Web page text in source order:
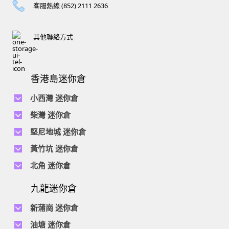
客服熱線 (852) 2111 2636
其他聯絡方式
香港島迷你倉
小西灣 迷你倉
電話 :2111 1062
地址 : 柴灣新業街5號王子工業大廈4樓
地址 : 柴灣新業街11號森龍工業大廈7樓B室
柴灣 迷你倉
電話 :2194 0038
地址 : 柴灣祥利街7號萬峰工業大廈6樓C室
地址 : 柴灣利眾街20號柴灣中心工業大廈6樓B室及14樓B1室
堅尼地城 迷你倉
電話 : 2623 0280
地址 : 堅尼地城士美菲路12P號祥興工業大廈9樓
黃竹坑 迷你倉
電話 :2680 9691
地址 : 黃竹坑道18號瑞琪工業大廈14樓A室
電話 :2116 8113
地址 : 香港黃竹坑道56-60號怡華工業大廈3樓B室
北角 迷你倉
地址 : 香港屈臣道4-6號海景大廈B座10樓4&6室
九龍迷你倉
新蒲崗 迷你倉
電話 :2111 0509
油塘 迷你倉